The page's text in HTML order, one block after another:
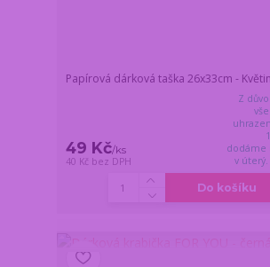
Papírová dárková taška 26x33cm -
49 Kč/ks
40 Kč bez DPH
Z
dodáme
v
Do košíku